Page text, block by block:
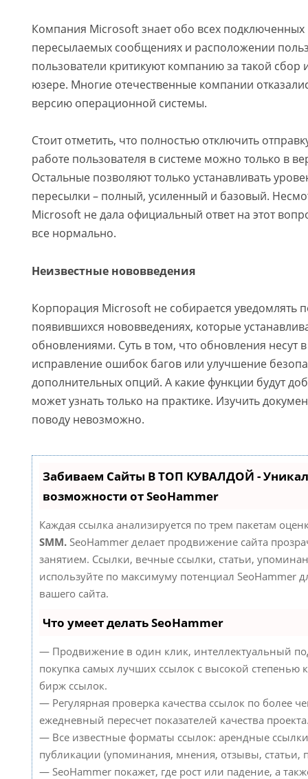
Компания Microsoft знает обо всех подключенных
пересылаемых сообщениях и расположении
пользователи критикуют компанию за такой
юзере. Многие отечественные компании
версию операционной системы.
Стоит отметить, что полностью отключить
работе пользователя в системе можно только в
Остальные позволяют только устанавливать
пересылки – полный, усиленный и базовый.
Microsoft не дала официальный ответ на этот
все нормально.
Неизвестные нововведения
Корпорация Microsoft не собирается уведомлять
появившихся нововведениях, которые
обновлениями. Суть в том, что обновления несут
исправление ошибок багов или улучшение
дополнительных опций. А какие функции будут
может узнать только на практике. Изучить
поводу невозможно.
Забиваем Сайты В ТОП КУВАЛДОЙ -
возможности от SeoHammer
Каждая ссылка анализируется по трем пакетам
SMM.SeoHammer делает продвижение сайта
занятием. Ссылки, вечные ссылки, статьи,
используйте по максимуму потенциал SeoHammer
вашего сайта.
Что умеет делать SeoHammer
— Продвижение в один клик, интеллектуальный
покупка самых лучших ссылок с высокой степенью
бирж ссылок.
— Регулярная проверка качества ссылок по более
ежедневный пересчет показателей качества
— Все известные форматы ссылок: арендные
публикации (упоминания, мнения, отзывы, статьи,
— SeoHammer покажет, где рост или падение, а